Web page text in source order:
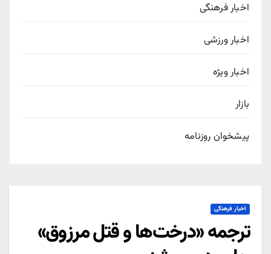
اخبار فرهنگی
اخبار ورزشی
اخبار ویژه
بازار
پیشخوان روزنامه
اخبار فرهنگی
ترجمه «درخت‌ها و قتل مرزوق»